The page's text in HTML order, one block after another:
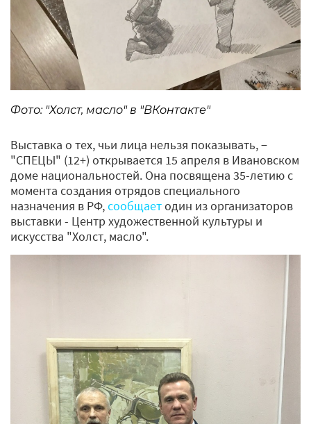
Фото: "Холст, масло" в "ВКонтакте"
Выставка о тех, чьи лица нельзя показывать, −
"СПЕЦЫ" (12+) открывается 15 апреля в Ивановском
доме национальностей. Она посвящена 35-летию с
момента создания отрядов специального
назначения в РФ,сообщаетодин из организаторов
выставки - Центр художественной культуры и
искусства "Холст, масло".